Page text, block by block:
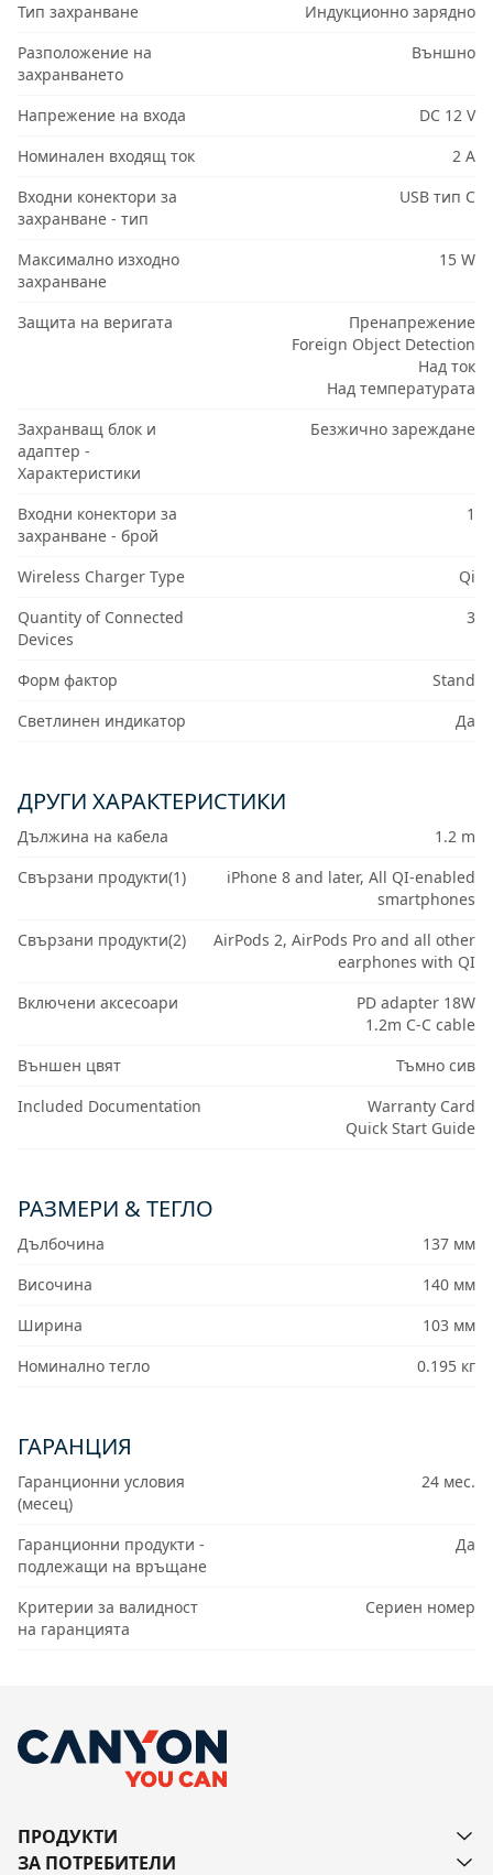
Тип захранване
Индукционно зарядно
Разположение на
захранването
Външно
Напрежение на входа
DC 12 V
Номинален входящ ток
2 A
Входни конектори за
захранване - тип
USB тип C
Максимално изходно
захранване
15 W
Защита на веригата
Пренапрежение
Foreign Object Detection
Над ток
Над температурата
Захранващ блок и
адаптер -
Характеристики
Безжично зареждане
Входни конектори за
захранване - брой
1
Wireless Charger Type
Qi
Quantity of Connected
Devices
3
Форм фактор
Stand
Светлинен индикатор
Да
ДРУГИ ХАРАКТЕРИСТИКИ
Дължина на кабела
1.2 m
Свързани продукти(1)
iPhone 8 and later, All QI-enabled
smartphones
Свързани продукти(2)
AirPods 2, AirPods Pro and all other
earphones with QI
Включени аксесоари
PD adapter 18W
1.2m C-C cable
Външен цвят
Тъмно сив
Included Documentation
Warranty Card
Quick Start Guide
РАЗМЕРИ & ТЕГЛО
Дълбочина
137 мм
Височина
140 мм
Ширина
103 мм
Номинално тегло
0.195 кг
ГАРАНЦИЯ
Гаранционни условия
(месец)
24 мес.
Гаранционни продукти -
подлежащи на връщане
Да
Критерии за валидност
на гаранцията
Сериен номер
ПРОДУКТИ
ЗА ПОТРЕБИТЕЛИ